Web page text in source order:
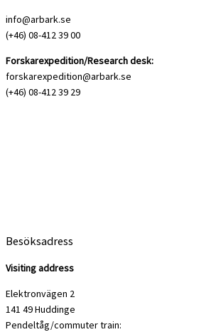
info@arbark.se
(+46) 08-412 39 00
Forskarexpedition/Research desk:
forskarexpedition@arbark.se
(+46) 08-412 39 29
Besöksadress
Visiting address
Elektronvägen 2
141 49 Huddinge
Pendeltåg/commuter train: